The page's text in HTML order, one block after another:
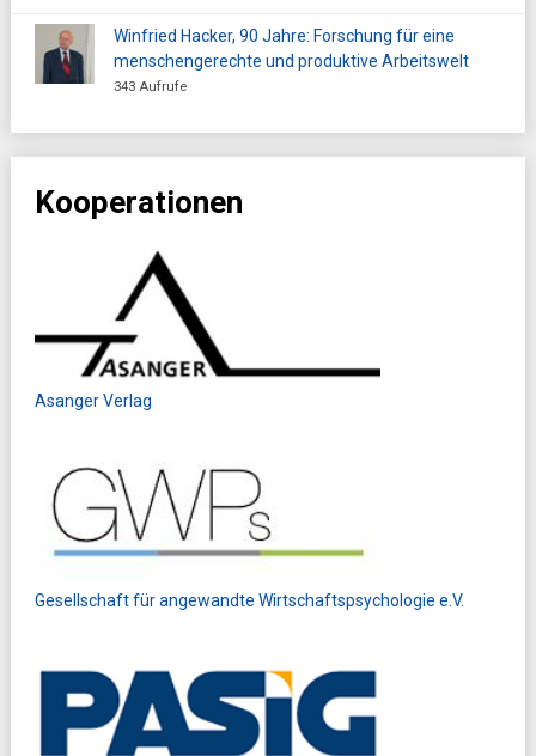
Winfried Hacker, 90 Jahre: Forschung für eine
menschengerechte und produktive Arbeitswelt
343 Aufrufe
Kooperationen
Asanger Verlag
Gesellschaft für angewandte Wirtschaftspsychologie e.V.